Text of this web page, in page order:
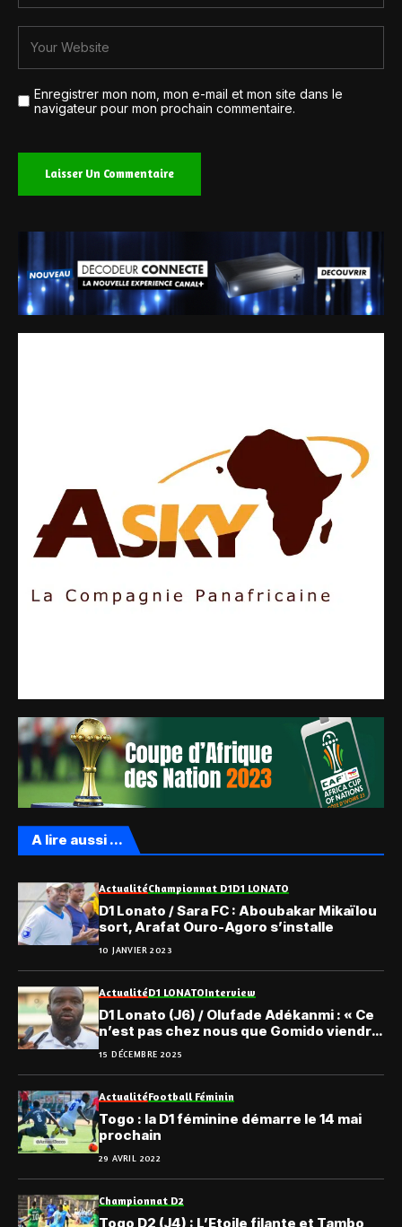
Enregistrer mon nom, mon e-mail et mon site dans le
navigateur pour mon prochain commentaire.
A lire aussi ...
ActualitéChampionnat D1D1 LONATO
D1 Lonato / Sara FC : Aboubakar Mikaïlou
sort, Arafat Ouro-Agoro s’installe
10 JANVIER 2023
ActualitéD1 LONATOInterview
D1 Lonato (J6) / Olufade Adékanmi : « Ce
n’est pas chez nous que Gomido viendra
se réveiller… »
15 DÉCEMBRE 2025
ActualitéFootball Féminin
Togo : la D1 féminine démarre le 14 mai
prochain
29 AVRIL 2022
Championnat D2
Togo D2 (J4) : L’Etoile filante et Tambo